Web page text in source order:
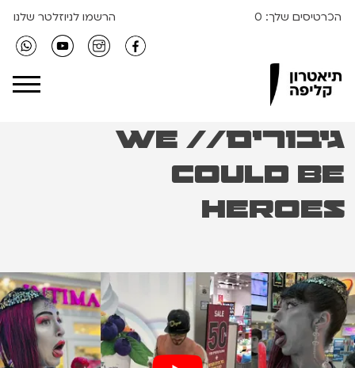
הכרטיסים שלך: 0 הרשמו לניוזלטר שלנו
Clipa Theater
גיבורים// we
could be
Heroes